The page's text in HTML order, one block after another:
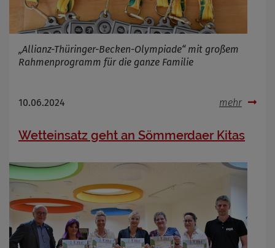
„Allianz-Thüringer-Becken-Olympiade“ mit großem
Rahmenprogramm für die ganze Familie
10.06.2024 mehr
Wetteinsatz geht an Sömmerdaer Kitas